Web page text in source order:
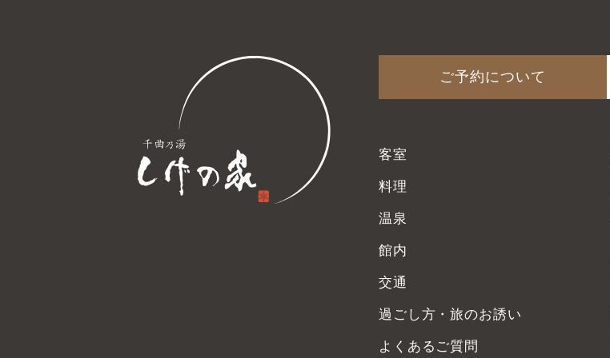
ご予約について
客室
料理
温泉
館内
交通
過ごし方・旅のお誘い
よくあるご質問